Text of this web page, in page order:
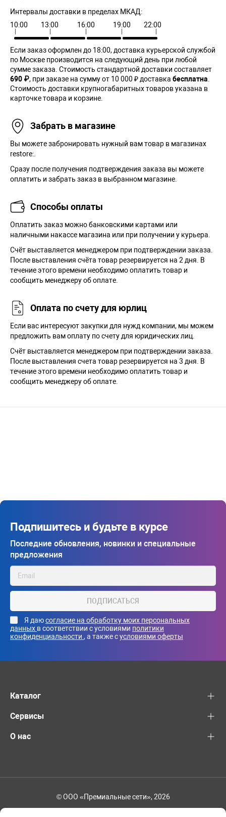
Интервалы доставки в пределах МКАД:
10:00
13:00 16:00 19:00 22:00
Если заказ оформлен до 18:00, доставка курьерской службой
по Москве производится на следующий день при любой
сумме заказа. Cтоимость стандартной доставки составляет
690 ₽, при заказе на сумму от 10 000 ₽ доставка бесплатна
Стоимость доставки крупногабаритных товаров указана в
карточке товара и корзине.
Забрать в магазине
Вы можете забронировать нужный вам товар в магазинах
restore:.
Сразу после получения подтверждения заказа вы можете
оплатить и забрать заказ в выбранном магазине.
Способы оплаты
Оплатить заказ можно банковскими картами или
наличными накассе магазина или при получении у курьера.
Cчёт выставляется менеджером при подтверждении заказа.
После выставления счёта товар резервируется на 2 дня. В
течение этого времени необходимо оплатить товар и
сообщить менеджеру об оплате.
Оплата по счету для юрлиц
Если вас интересуют закупки для нужд компании, мы можем
предложить вам оплату по счету для юридических лиц.
Счёт выставляется менеджером при подтверждении заказа.
После выставления счета товар резервируется на 3 дня. В
течение этого времени необходимо оплатить товар и
сообщить менеджеру об оплате.
Подпишитесь и будьте в курсе
Последние обновления, новинки и специальные
предложения
ПОДПИСАТЬСЯ
Я даюсогласие на обработку моих персональных
данных в соответствии с условиями политики
конфиденциальности , а также сусловиями оферты
Каталог
Сервисы
О нас
© ООО «Премиальные сети», 2026